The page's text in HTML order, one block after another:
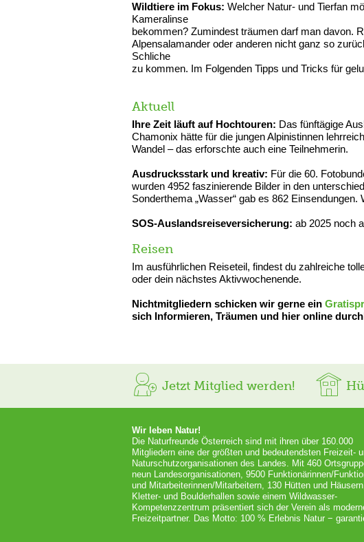
Wildtiere im Fokus: Welcher Natur- und Tierfan
Kameralinse
bekommen? Zumindest träumen darf man davon.
Alpensalamander oder anderen nicht ganz so
Schliche
zu kommen. Im Folgenden Tipps und Tricks für
Aktuell
Ihre Zeit läuft auf Hochtouren: Das fünftägige
Chamonix hätte für die jungen Alpinistinnen
Wandel – das erforschte auch eine Teilnehmerin.
Ausdrucksstark und kreativ: Für die 60.
wurden 4952 faszinierende Bilder in den
Sonderthema „Wasser“ gab es 862
SOS-Auslandsreiseversicherung: ab 2025 noch
Reisen
Im ausführlichen Reiseteil, findest du zahlreiche
oder dein nächstes Aktivwochenende.
Nichtmitgliedern schicken wir gerne ein
sich Informieren, Träumen und hier online
Jetzt Mitglied werden!
Wir leben Natur!
Die Naturfreunde Österreich sind mit ihren über 160.000
Mitgliedern eine der größten und bedeutendsten Freizeit-
Naturschutzorganisationen des Landes. Mit 460
neun Landesorganisationen, 9500 Funktionärinnen/
und Mitarbeiterinnen/Mitarbeitern, 130 Hütten und
Kletter- und Boulderhallen sowie einem Wildwasser-
Kompetenzzentrum präsentiert sich der Verein als
Freizeitpartner. Das Motto: 100 % Erlebnis Natur −